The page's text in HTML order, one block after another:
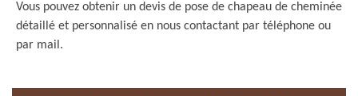
Vous pouvez obtenir un devis de pose de chapeau de cheminée
détaillé et personnalisé en nous contactant par téléphone ou
par mail.